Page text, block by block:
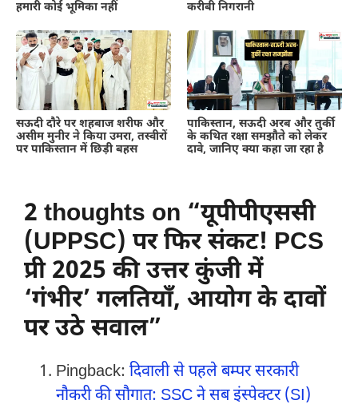
हमारी कोई भूमिका नहीं
करीबी निगरानी
सऊदी दौरे पर शहबाज शरीफ और
असीम मुनीर ने किया उमरा, तस्वीरों
पर पाकिस्तान में छिड़ी बहस
पाकिस्तान, सऊदी अरब और तुर्की
के कथित रक्षा समझौते को लेकर
दावे, जानिए क्या कहा जा रहा है
2 thoughts on “यूपीपीएससी
(UPPSC) पर फिर संकट! PCS
प्री 2025 की उत्तर कुंजी में
‘गंभीर’ गलतियाँ, आयोग के दावों
पर उठे सवाल”
Pingback: दिवाली से पहले बम्पर सरकारी
नौकरी की सौगात: SSC ने सब इंस्पेक्टर (SI)